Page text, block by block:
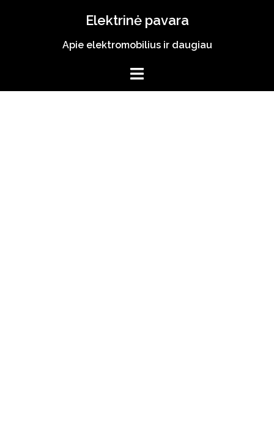
Elektrinė pavara
Apie elektromobilius ir daugiau